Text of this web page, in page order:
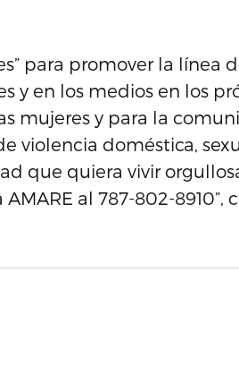
para promover la línea
y en los medios en los
mujeres y para la
violencia doméstica,
que quiera vivir
al 787-802-8910”,